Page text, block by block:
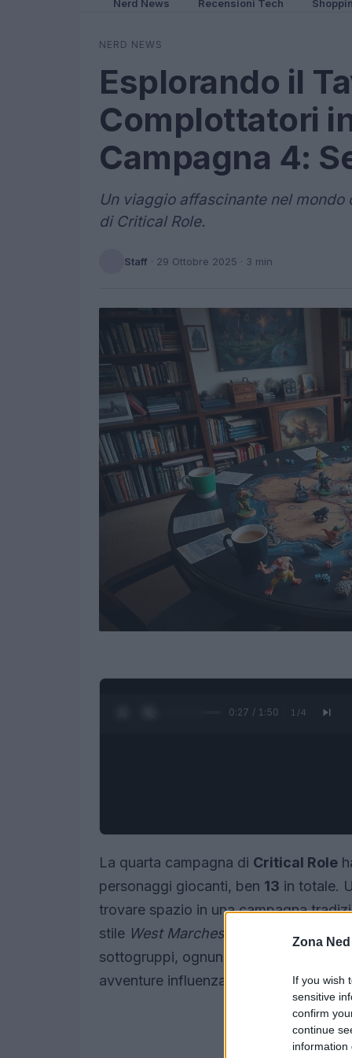
Zona Ned
If you wish
sensitive
confirm
continue
information
Nerd News Recensioni Tech
NERD NEWS
Esplorando il
Complottatori
Campagna 4:
Un viaggio affascinante nel
di Critical Role.
Staff · 29 Ottobre 2025 · 3 min
0:28 / 1:50 1 /4
La quarta campagna di Critical Role
personaggi giocanti, ben 13 in totale.
trovare spazio in una campagna
stile West Marches . Questo
sottogruppi, ognuno dei quali sviluppa
avventure influenzano le narrazioni